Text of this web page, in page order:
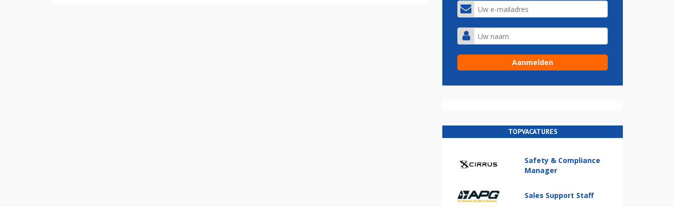
TOPVACATURES
Safety & Compliance
Manager
Sales Support Staff